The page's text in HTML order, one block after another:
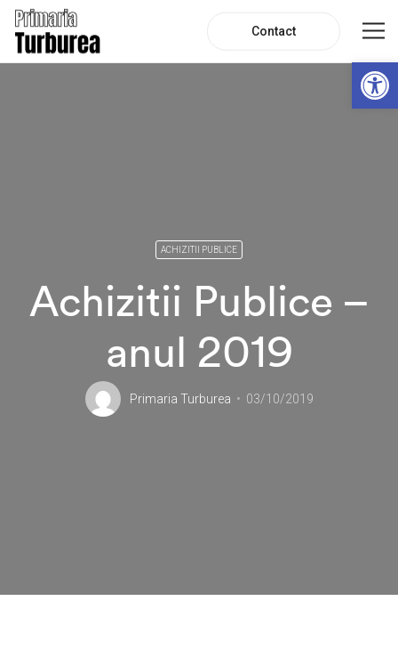
Contact
ACHIZITII PUBLICE
Achizitii Publice –
anul 2019
Primaria Turburea 03/10/2019